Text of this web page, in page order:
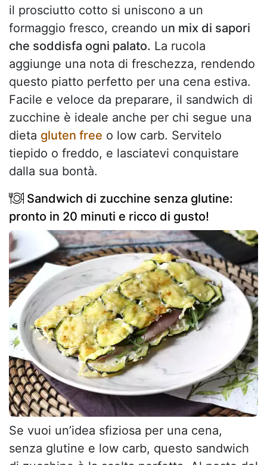
il prosciutto cotto si uniscono a un
formaggio fresco, creando un mix di sapori
che soddisfa ogni palato. La rucola
aggiunge una nota di freschezza, rendendo
questo piatto perfetto per una cena estiva.
Facile e veloce da preparare, il sandwich di
zucchine è ideale anche per chi segue una
dieta gluten free o low carb. Servitelo
tiepido o freddo, e lasciatevi conquistare
dalla sua bontà.
Sandwich di zucchine senza glutine:
pronto in 20 minuti e ricco di gusto!
Se vuoi un’idea sfiziosa per una cena,
senza glutine e low carb, questo sandwich